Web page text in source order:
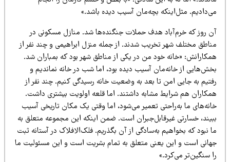
مثل‌اینکه بچه‌مان آسیب دیده باشد.»
روز که خرم‌آباد هدف حملات جنگنده‌ها شد. منازل مسکونی در
مختلف شهر تخریب شدند. از جمله منزل ابراهیمی و چند نفر از
«خانه خود من در یکی از مناطق شهر بود که بمباران شد.
از خانه‌مان آسیب دیده بود، اما شب در خانه نماندیم و
به جایی امن تا بعد به وضعیت خانه رسیدگی کنیم. چند نفر از
هم شرایط مشابه داشتند. اما قلعه اولویت بیشتری داشت.
ما به‌راحتی تعمیر می‌شود، اما وقتی یک مکان تاریخی آسیب
خسارتی غیرقابل‌جبران است. ضمن اینکه این مجموعه متعلق به
نبود که بخواهیم به‌سادگی از آن بگذریم. فلک‌الافلاک در آستانه ثبت
است و این یعنی متعلق به تمام بشریت است و این مسئولیت ما
سنگین‌تر می‌کرد.»